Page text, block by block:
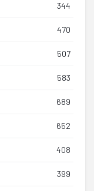
344
470
507
583
689
652
408
399